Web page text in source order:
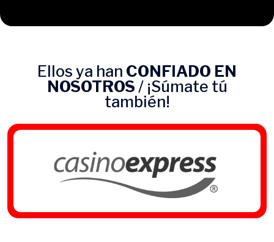
Ellos ya han CONFIADO EN
NOSOTROS / ¡Súmate tú
también!